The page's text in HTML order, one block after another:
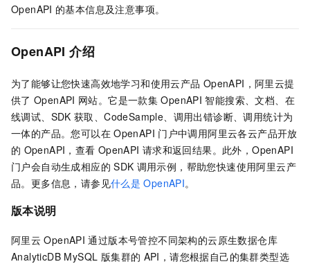
OpenAPI 的基本信息及注意事项。
OpenAPI 介绍
为了能够让您快速高效地学习和使用云产品 OpenAPI，阿里云提
供了 OpenAPI 网站。它是一款集 OpenAPI 智能搜索、文档、在
线调试、SDK 获取、CodeSample、调用出错诊断、调用统计为
一体的产品。您可以在 OpenAPI 门户中调用阿里云各云产品开放
的 OpenAPI，查看 OpenAPI 请求和返回结果。此外，OpenAPI
门户会自动生成相应的 SDK 调用示例，帮助您快速使用阿里云产
品。更多信息，请参见什么是 OpenAPI。
版本说明
阿里云 OpenAPI 通过版本号管控不同架构的云原生数据仓库
AnalyticDB MySQL 版集群的 API，请您根据自己的集群类型选